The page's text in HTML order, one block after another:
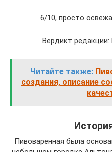
6/10, просто
Вердикт
Читайте также:
создания, описание
Пивоваренная была